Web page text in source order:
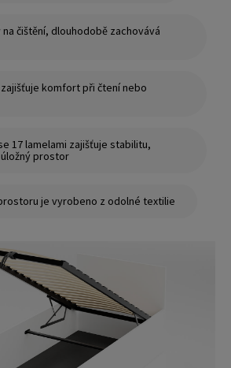
čištění, dlouhodobě zachovává
komfort při čtení nebo
17 lamelami zajišťuje stabilitu,
prostor
je vyrobeno z odolné textilie